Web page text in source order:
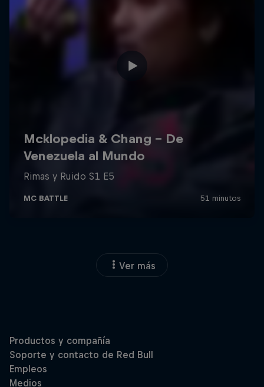
Ver más